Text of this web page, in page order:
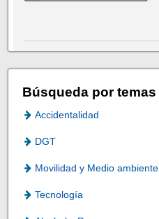
Búsqueda por temas
Accidentalidad
DGT
Movilidad y Medio ambiente
Tecnología